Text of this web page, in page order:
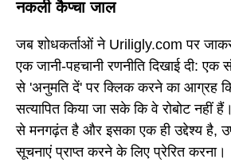
नकली कैप्चा जाल
जब शोधकर्ताओं ने Uriligly.com पर
एक जानी-पहचानी रणनीति दिखाई दी:
से 'अनुमति दें' पर क्लिक करने का आग्रह
सत्यापित किया जा सके कि वे रोबोट नहीं
से मनगढ़ंत है और इसका एक ही उद्देश्य है,
सूचनाएं प्राप्त करने के लिए प्रेरित करना।